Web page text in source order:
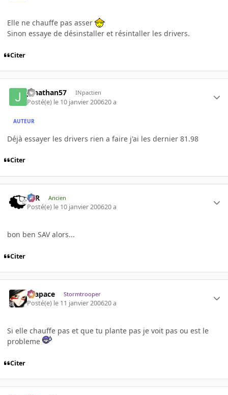
Elle ne chauffe pas asser
Sinon essaye de désinstaller et résintaller les drivers.
Citer
jonathan57 INpactien
Posté(e) le 10 janvier 200620 a
AUTEUR
Déjà essayer les drivers rien a faire j'ai les dernier 81.98
Citer
KzR Ancien
Posté(e) le 10 janvier 200620 a
bon ben SAV alors...
Citer
Krapace Stormtrooper
Posté(e) le 11 janvier 200620 a
Si elle chauffe pas et que tu plante pas je voit pas ou est le
probleme
Citer